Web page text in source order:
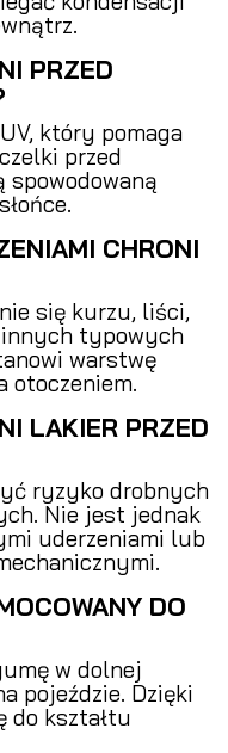
PRZED
który pomaga
przed
spowodowaną
CHRONI
się kurzu, liści,
typowych
warstwę
otoczeniem.
LAKIER PRZED
ryzyko drobnych
Nie jest jednak
uderzeniami lub
DO
w dolnej
pojeździe. Dzięki
do kształtu